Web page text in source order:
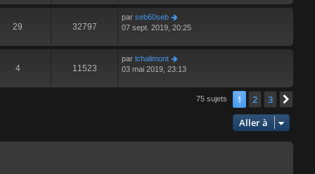
29 32797
par seb60seb
07 sept. 2019, 20:25
4 11523
par lchalimont
03 mai 2019, 23:13
75 sujets 1 2 3
Aller à